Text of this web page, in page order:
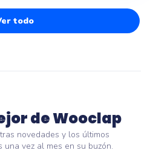
todo
de Wooclap
novedades y los últimos
una vez al mes en su buzón.